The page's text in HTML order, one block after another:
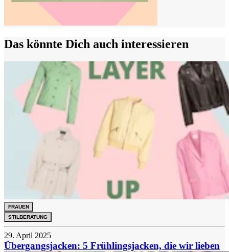
Das könnte Dich auch interessieren
FRAUEN
STILBERATUNG
29. April 2025
Übergangsjacken: 5 Frühlingsjacken, die wir lieben